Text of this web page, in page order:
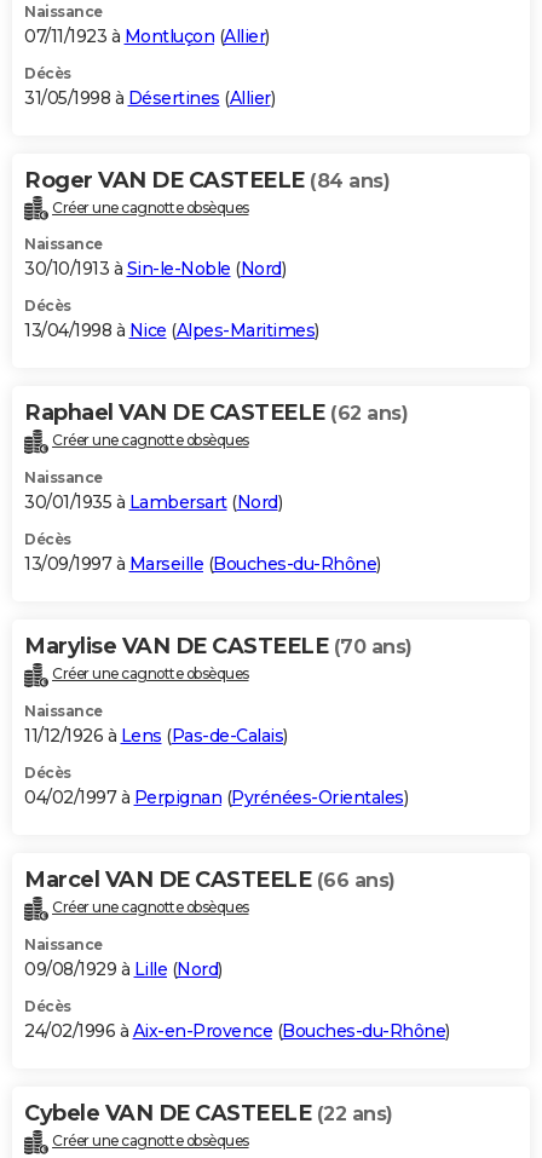
Naissance
07/11/1923 à Montluçon (Allier)
Décès
31/05/1998 à Désertines (Allier)
Roger VAN DE CASTEELE (84 ans)
Créer une cagnotte obsèques
Naissance
30/10/1913 à Sin-le-Noble (Nord)
Décès
13/04/1998 à Nice (Alpes-Maritimes)
Raphael VAN DE CASTEELE (62 ans)
Créer une cagnotte obsèques
Naissance
30/01/1935 à Lambersart(Nord)
Décès
13/09/1997 à Marseille (Bouches-du-Rhône)
Marylise VAN DE CASTEELE (70 ans)
Créer une cagnotte obsèques
Naissance
11/12/1926 à Lens (Pas-de-Calais)
Décès
04/02/1997 à Perpignan (Pyrénées-Orientales)
Marcel VAN DE CASTEELE (66 ans)
Créer une cagnotte obsèques
Naissance
09/08/1929 à Lille (Nord)
Décès
24/02/1996 à Aix-en-Provence (Bouches-du-Rhône)
Cybele VAN DE CASTEELE (22 ans)
Créer une cagnotte obsèques